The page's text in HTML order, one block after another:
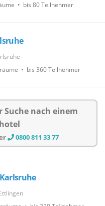
• bis 80 Teilnehmer
• bis 360 Teilnehmer
Suche nach einem
0800 811 33 77